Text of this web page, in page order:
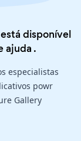
disponível
ajuda .
especialistas
powr
Gallery